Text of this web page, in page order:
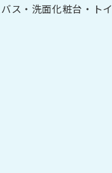
ス・洗面化粧台・トイ